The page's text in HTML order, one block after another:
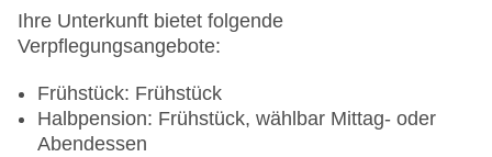
Hinterlegung einer Kreditkarte beim Check In ist
Pflicht
Parkmöglichkeiten: Garage: gegen Gebühr,
Stellplätze, überdacht: gegen Gebühr, im
Parkhaus: gegen Gebühr
Ihre Unterkunft bietet folgende
Verpflegungsangebote:
Frühstück: Frühstück
Halbpension: Frühstück, wählbar Mittag- oder
Abendessen